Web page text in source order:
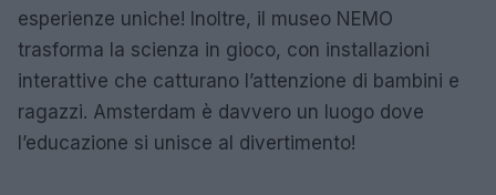
esperienze uniche! Inoltre, il museo NEMO
trasforma la scienza in gioco, con installazioni
interattive che catturano l’attenzione di bambini e
ragazzi. Amsterdam è davvero un luogo dove
l’educazione si unisce al divertimento!